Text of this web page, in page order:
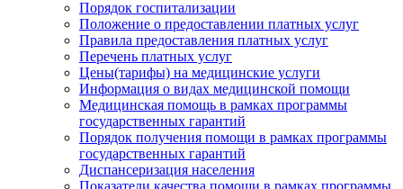
Порядок госпитализации
Положение о предоставлении платных услуг
Правила предоставления платных услуг
Перечень платных услуг
Цены(тарифы) на медицинские услуги
Информация о видах медицинской помощи
Медицинская помощь в рамках программы
государственных гарантий
Порядок получения помощи в рамках программы
государственных гарантий
Диспансеризация населения
Показатели качества помощи в рамках программы